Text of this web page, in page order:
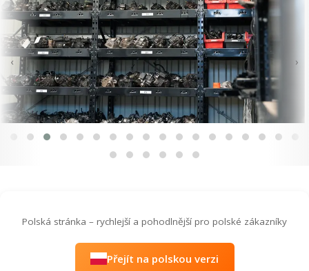
‹ ›
Polská stránka – rychlejší a pohodlnější pro polské zákazníky
Přejít na polskou verzi